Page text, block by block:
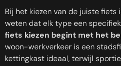
Bij het kiezen van de juiste fiets
weten dat elk type een
fiets kiezen begint met het
woon-werkverkeer is een
kettingkast ideaal, terwijl